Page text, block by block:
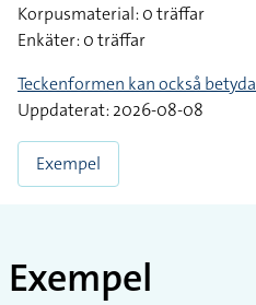
Korpusmaterial: 0 träffar
Enkäter: 0 träffar
Teckenformen kan också betyda
Uppdaterat: 2026-08-08
Exempel
Exempel